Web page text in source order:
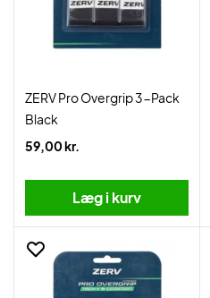
ZERV Pro Overgrip 3-Pack
Black
59,00 kr.
Læg i kurv